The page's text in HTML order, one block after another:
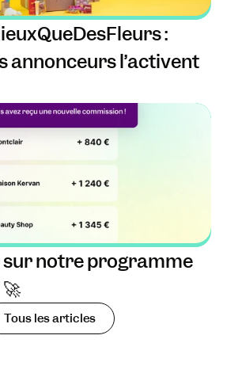
:
annonceurs l’activent
notre programme
Tous les articles